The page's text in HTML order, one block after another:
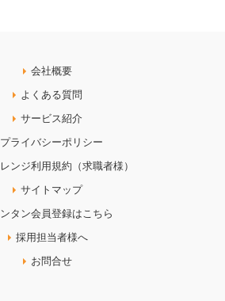
会社概要
よくある質問
サービス紹介
プライバシーポリシー
ンジ利用規約（求職者様）
サイトマップ
タン会員登録はこちら
採用担当者様へ
お問合せ